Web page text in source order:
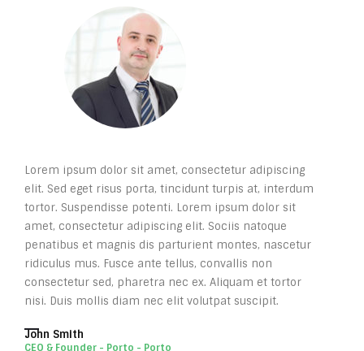
Lorem ipsum dolor sit amet, consectetur adipiscing
elit. Sed eget risus porta, tincidunt turpis at, interdum
tortor. Suspendisse potenti. Lorem ipsum dolor sit
amet, consectetur adipiscing elit. Sociis natoque
penatibus et magnis dis parturient montes, nascetur
ridiculus mus. Fusce ante tellus, convallis non
consectetur sed, pharetra nec ex. Aliquam et tortor
nisi. Duis mollis diam nec elit volutpat suscipit.
John Smith
CEO & Founder - Porto - Porto